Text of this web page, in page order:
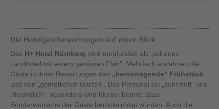
Die Hotelgastbewertungen auf einen Blick
Das H+ Hotel Nürnberg wird empfunden als „schönes
Landhotel mit einem gewissen Flair“. Mehrfach erwähnen die
Gäste in ihren Bewertungen das „hervorragende“ Frühstück
und den „gemütlichen Garten“. Das Personal sei „sehr nett“ und
„freundlich“, besonders wird hierbei betont, dass
Sonderwünsche der Gäste berücksichtigt würden. Auch die